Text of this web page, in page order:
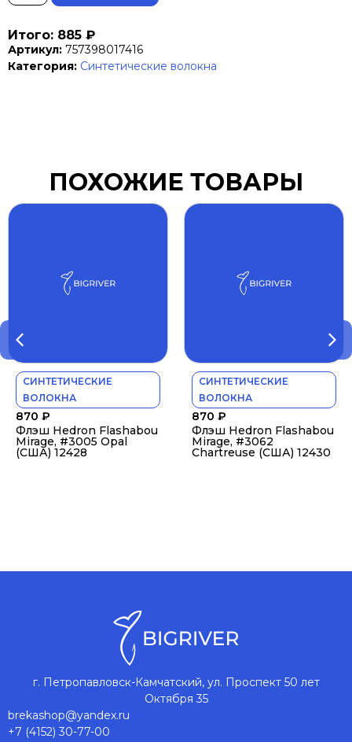
Итого: 885 ₽
Артикул: 757398017416
Категория: Синтетические волокна
ПОХОЖИЕ ТОВАРЫ
СИНТЕТИЧЕСКИЕ
ВОЛОКНА
870 ₽
Флэш Hedron Flashabou
Mirage, #3005 Opal
(США) 12428
СИНТЕТИЧЕСКИЕ
ВОЛОКНА
870 ₽
Флэш Hedron Flashabou
Mirage, #3062
Chartreuse (США) 12430
г. Петропавловск-Камчатский, ул. Проспект 50 лет
Октября 35
brekashop@yandex.ru
+7 (4152) 30-77-00